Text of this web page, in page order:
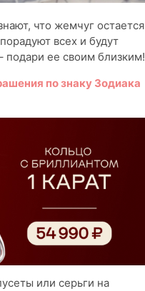
что жемчуг остается
всех и будут
подари ее своим близким!
по знаку Зодиака
или серьги на